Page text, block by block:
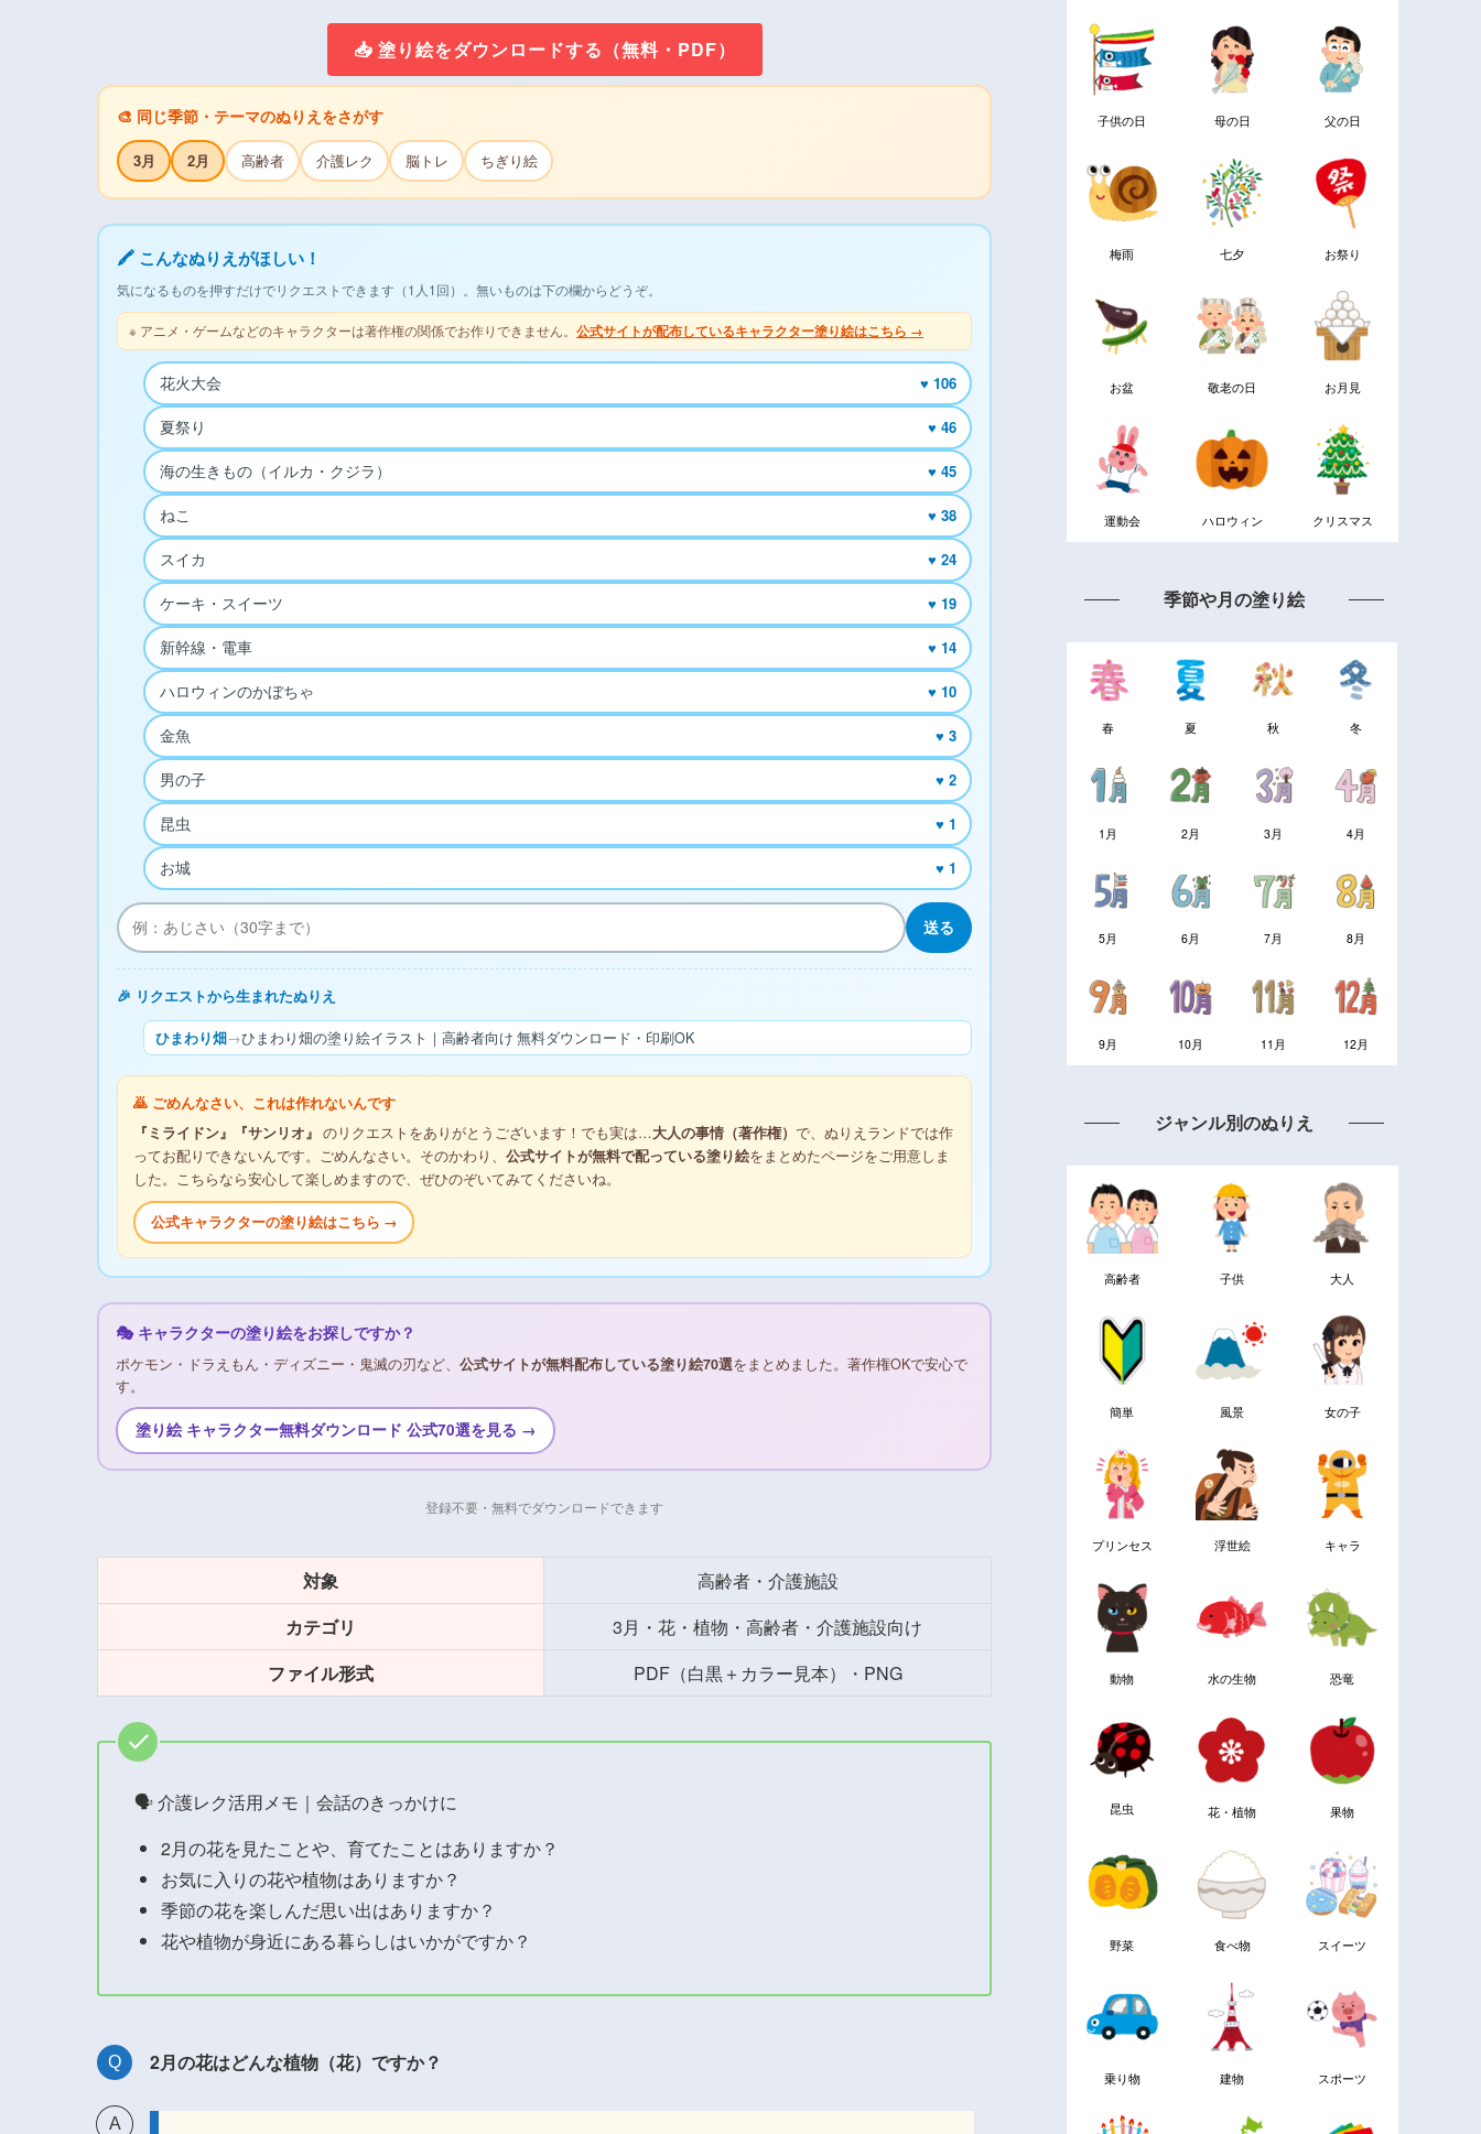
📥 塗り絵をダウンロードする（無料・PDF）
🎨 同じ季節・テーマのぬりえをさがす
3月 2月 高齢者 介護レク 脳トレ ちぎり絵
🖍 こんなぬりえがほしい！
気になるものを押すだけでリクエストできます（1人1回）。無いものは下の欄からどうぞ。
※ アニメ・ゲームなどのキャラクターは著作権の関係でお作りできません。 公式サイトが配布しているキャラクター塗り絵はこちら →
花火大会 ♥ 106
夏祭り ♥ 46
海の生きもの（イルカ・クジラ） ♥ 45
ねこ ♥ 38
スイカ ♥ 24
ケーキ・スイーツ ♥ 19
新幹線・電車 ♥ 14
ハロウィンのかぼちゃ ♥ 10
金魚 ♥ 3
男の子 ♥ 2
昆虫 ♥ 1
お城 ♥ 1
送る
🎉 リクエストから生まれたぬりえ
ひまわり畑→ひまわり畑の塗り絵イラスト｜高齢者向け 無料ダウンロード・印刷OK
🙇 ごめんなさい、これは作れないんです
『ミライドン』『サンリオ』 のリクエストをありがとうございます！でも実は…大人の事情（著作権） で、ぬりえランドでは作
ってお配りできないんです。ごめんなさい。そのかわり、 公式サイトが無料で配っている塗り絵をまとめたページをご用意しま
した。こちらなら安心して楽しめますので、ぜひのぞいてみてくださいね。
公式キャラクターの塗り絵はこちら →
🎭 キャラクターの塗り絵をお探しですか？
ポケモン・ドラえもん・ディズニー・鬼滅の刃など、 公式サイトが無料配布している塗り絵70選をまとめました。著作権OKで安心で
す。
塗り絵 キャラクター無料ダウンロード 公式70選を見る →
登録不要・無料でダウンロードできます
対象
高齢者・介護施設
カテゴリ
3月・花・植物・高齢者・介護施設向け
ファイル形式
PDF（白黒＋カラー見本）・PNG
🗣 介護レク活用メモ｜会話のきっかけに
2月の花を見たことや、育てたことはありますか？
お気に入りの花や植物はありますか？
季節の花を楽しんだ思い出はありますか？
花や植物が身近にある暮らしはいかがですか？
2月の花はどんな植物（花）ですか？
子供の日 母の日 父の日
梅雨 七夕 お祭り
お盆 敬老の日 お月見
運動会 ハロウィン クリスマス
季節や月の塗り絵
春 夏 秋 冬
1月 2月 3月 4月
5月 6月 7月 8月
9月 10月 11月 12月
ジャンル別のぬりえ
高齢者 子供 大人
簡単 風景 女の子
プリンセス 浮世絵 キャラ
動物 水の生物 恐竜
昆虫 花・植物 果物
野菜 食べ物 スイーツ
乗り物 建物 スポーツ